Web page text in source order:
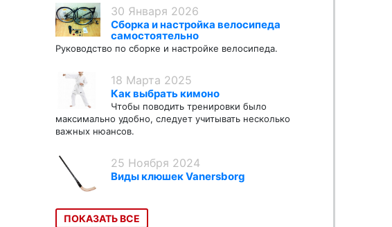
30 Января 2026
Сборка и настройка велосипеда
самостоятельно
Руководство по сборке и настройке велосипеда.
18 Марта 2025
Как выбрать кимоно
Чтобы поводить тренировки было
максимально удобно, следует учитывать несколько
важных нюансов.
25 Ноября 2024
Виды клюшек Vanersborg
ПОКАЗАТЬ ВСЕ